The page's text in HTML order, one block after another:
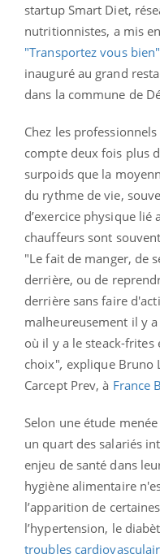
startup Smart Diet,
nutritionnistes, a mis
"Transportez vous bien"
inauguré au grand
dans la commune de
Chez les
compte deux fois plus
surpoids que la
du rythme de vie,
d’exercice physique lié
chauffeurs sont
"Le fait de manger, de
derrière, ou de
derrière sans faire
malheureusement il y
où il y a le steack-frites
choix", explique Bruno
Carcept Prev, à France
Selon une étude
un quart des salariés
enjeu de santé dans
hygiène alimentaire
l’apparition de
l’hypertension, le
troubles